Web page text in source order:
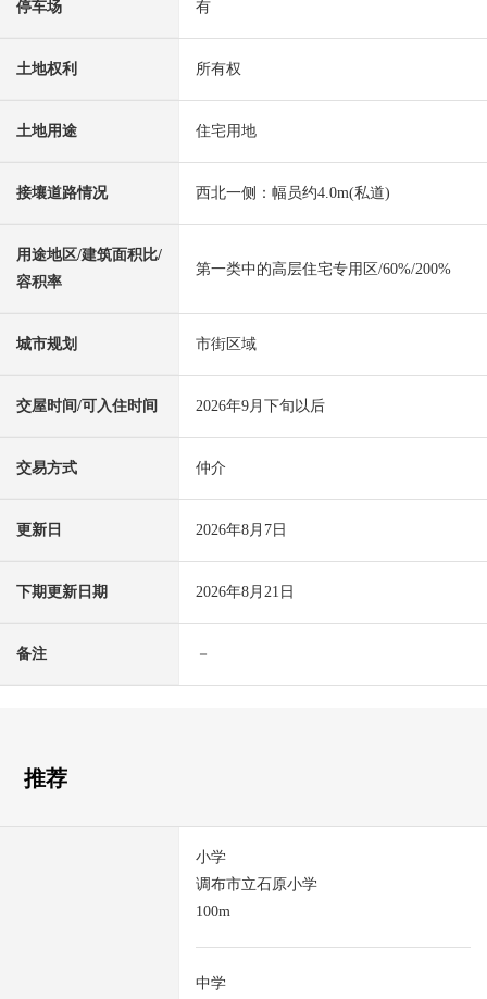
停车场 有
土地权利 所有权
土地用途 住宅用地
接壤道路情况 西北一侧：幅员约4.0m(私道)
用途地区/建筑面积比/
容积率
第一类中的高层住宅专用区/60%/200%
城市规划 市街区域
交屋时间/可入住时间 2026年9月下旬以后
交易方式 仲介
更新日 2026年8月7日
下期更新日期 2026年8月21日
备注 －
推荐
小学
调布市立石原小学
100m
中学